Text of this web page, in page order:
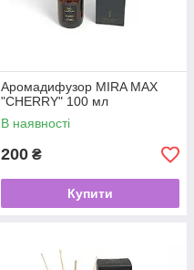
Аромадифузор MIRA MAX
"CHERRY" 100 мл
В наявності
200 ₴
Купити